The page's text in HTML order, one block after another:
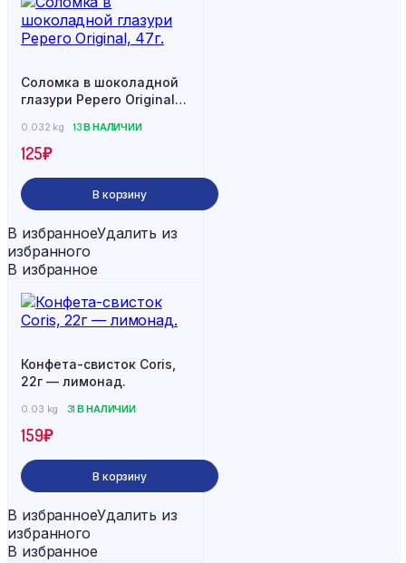
Соломка в шоколадной
глазури Pepero Original,
0.032 kg 13 В НАЛИЧИИ
125₽
В корзину
В избранноеУдалить из
избранного
В избранное
Конфета-свисток Coris,
22г — лимонад.
0.03 kg 31 В НАЛИЧИИ
159₽
В корзину
В избранноеУдалить из
избранного
В избранное